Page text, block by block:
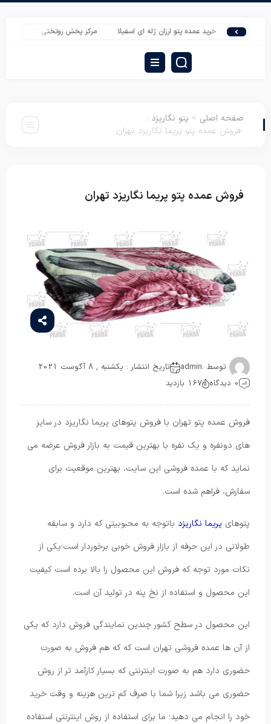
خرید عمده پتو ارزان ژله ای اسفیلا مرکز پخش روتختی یک نفره نوجوان ارزان
صفحه اصلی > پتو نگاریزد :
فروش عمده پتو پریما نگاریزد تهران
فروش عمده پتو پریما نگاریزد تهران
توسط :admin
تاریخ انتشار : یکشنبه , 8 آگوست 2021
0 دیدگاه
167 بازدید
فروش عمده پتو تهران با فروش پتوهای پریما نگاریزد در سایز
های دونفره و یک نفره با بهترین قیمت به بازار فروش عرضه می
نماید که با عمده فروشی این سایت، بهترین موقعیت برای
سفارش، فراهم شده است.
پتوهای پریما نگاریزد باتوجه به محبوبیتی که دارد و سابقه
طولانی در این حرفه از بازار فروش خوبی برخوردار است؛یکی از
نکات مورد توجه که فروش این محصول را بالا برده است کیفیت
این محصول و استفاده از نخ پنه در تولید آن است.
این محصول در سطح کشور چندین نمایندگی فروش دارد که یکی
از آن ها عمده فروشی تهران است که که هم فروش به صورت
حضوری دارد هم به صورت اینترنتی که بسیار کارآمد تر از روش
حضوری می باشد زیرا شما با صرف کم ترین هزینه و وقت خرید
خود را انجام می دهید؛ ما برای استفاده از روش اینترنتی استفاده